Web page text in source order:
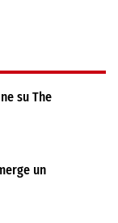
su The
un